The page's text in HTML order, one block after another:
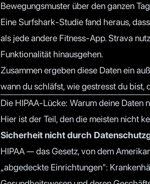
Bewegungsmuster über den ganzen
EineSurfshark-Studiefand heraus, dass
als jede andere Fitness-App. Strava
Funktionalität hinausgehen.
Zusammen ergeben diese Daten ein
wann du schläfst, wie gestresst du
Die HIPAA-Lücke: Warum deine Daten
Hier ist der Teil, den die meisten nicht
Sicherheit nicht durch
HIPAA— das Gesetz, von dem
„abgedeckte Einrichtungen":